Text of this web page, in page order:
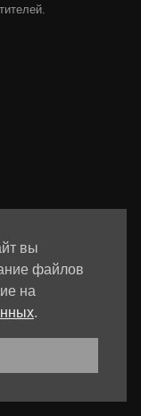
вы
файлов
на
.